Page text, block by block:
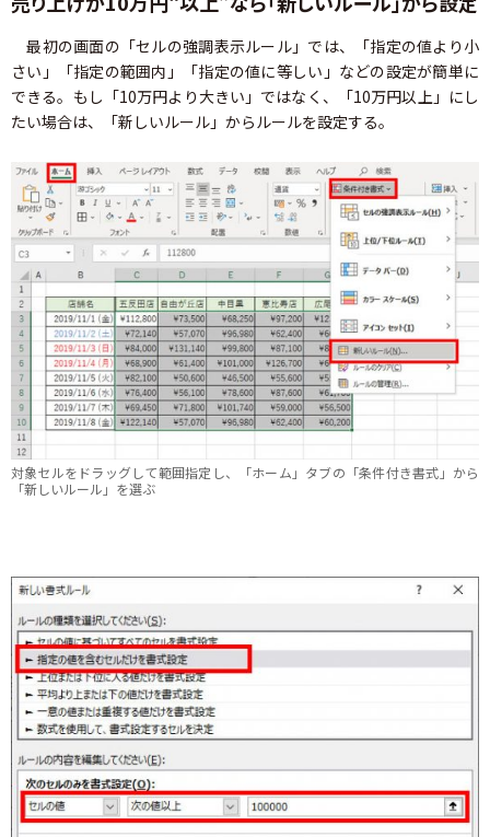
最初の画面の「セルの強調表示ルール」では、「指定の値より小
さい」「指定の範囲内」「指定の値に等しい」などの設定が簡単に
できる。もし「10万円より大きい」ではなく、「10万円以上」にし
たい場合は、「新しいルール」からルールを設定する。
対象セルをドラッグして範囲指定し、「ホーム」タブの「条件付き書式」から
「新しいルール」を選ぶ